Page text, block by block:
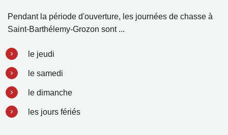
Pendant la période d'ouverture, les journées de chasse à
Saint-Barthélemy-Grozon sont ...
le jeudi
le samedi
le dimanche
les jours fériés